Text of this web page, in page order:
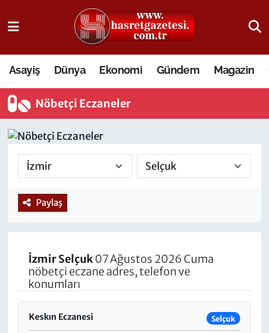
Asayiş Dünya Ekonomi Gündem Magazin
Nöbetçi Eczaneler
Paylaş
İzmirSelçuk07 Ağustos 2026 Cuma
nöbetçi eczane adres, telefon ve
konumları
Keskın Eczanesi Selçuk
Osmaniye Nöbetçi Eczaneler
Osmaniye Hava Durumu
Osmaniye Trafik Yoğunluk Haritası
Süper Lig Puan Durumu ve Fikstür
Tüm Manşetler
Son Dakika Haberleri